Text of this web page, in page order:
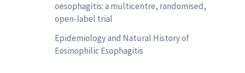
oesophagitis: a multicentre, randomised,
open-label trial
Epidemiology and Natural History of
Eosinophilic Esophagitis